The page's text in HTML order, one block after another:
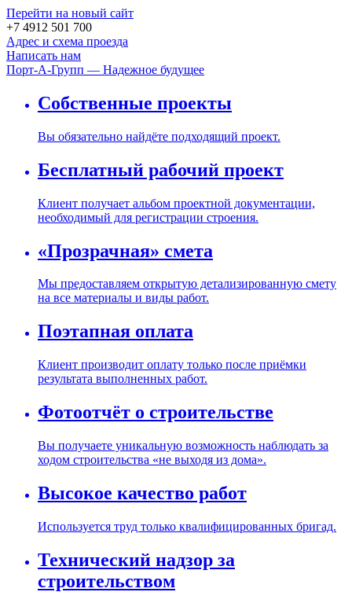
Перейти на новый сайт
+7 4912 501 700
Адрес и схема проезда
Написать нам
Порт-А-Групп — Надежное будущее
Собственные проекты
Вы обязательно найдёте подходящий проект.
Бесплатный рабочий проект
Клиент получает альбом проектной документации,
необходимый для регистрации строения.
«Прозрачная» смета
Мы предоставляем открытую детализированную смету
на все материалы и виды работ.
Поэтапная оплата
Клиент производит оплату только после приёмки
результата выполненных работ.
Фотоотчёт о строительстве
Вы получаете уникальную возможность наблюдать за
ходом строительства «не выходя из дома».
Высокое качество работ
Используется труд только квалифицированных бригад.
Технический надзор за
строительством